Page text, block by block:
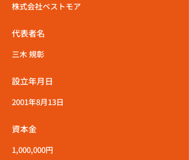
株式会社ベストモア
代表者名
三木 規彰
設立年月日
2001年8月13日
資本金
1,000,000円